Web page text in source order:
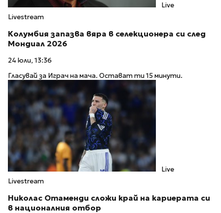
Live
Livestream
Колумбия запазва вяра в селекционера си след
Мондиал 2026
24 юли, 13:36
Гласувай за Играч на мача. Остават ти 15 минути.
Live
Livestream
Николас Отаменди сложи край на кариерата си
в националния отбор